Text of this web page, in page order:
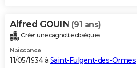
Alfred GOUIN (91 ans)
Créer une cagnotte obsèques
Naissance
11/05/1934 à Saint-Fulgent-des-Ormes